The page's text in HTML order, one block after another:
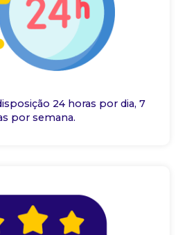
24 horas por dia, 7
por semana.